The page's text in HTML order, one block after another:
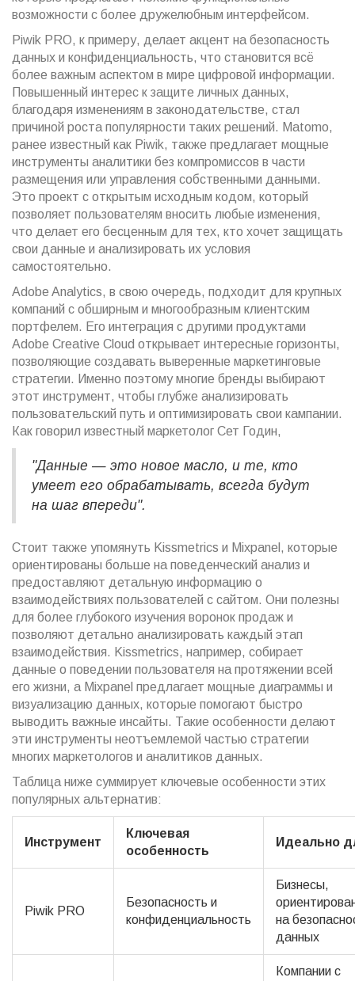
возможности с более дружелюбным интерфейсом.
Piwik PRO, к примеру, делает акцент на безопасность
данных и конфиденциальность, что становится всё
более важным аспектом в мире цифровой информации.
Повышенный интерес к защите личных данных,
благодаря изменениям в законодательстве, стал
причиной роста популярности таких решений. Matomo,
ранее известный как Piwik, также предлагает мощные
инструменты аналитики без компромиссов в части
размещения или управления собственными данными.
Это проект с открытым исходным кодом, который
позволяет пользователям вносить любые изменения,
что делает его бесценным для тех, кто хочет защищать
свои данные и анализировать их условия
самостоятельно.
Adobe Analytics, в свою очередь, подходит для крупных
компаний с обширным и многообразным клиентским
портфелем. Его интеграция с другими продуктами
Adobe Creative Cloud открывает интересные горизонты,
позволяющие создавать выверенные маркетинговые
стратегии. Именно поэтому многие бренды выбирают
этот инструмент, чтобы глубже анализировать
пользовательский путь и оптимизировать свои кампании.
Как говорил известный маркетолог Сет Годин,
"Данные — это новое масло, и те, кто
умеет его обрабатывать, всегда будут
на шаг впереди".
Стоит также упомянуть Kissmetrics и Mixpanel, которые
ориентированы больше на поведенческий анализ и
предоставляют детальную информацию о
взаимодействиях пользователей с сайтом. Они полезны
для более глубокого изучения воронок продаж и
позволяют детально анализировать каждый этап
взаимодействия. Kissmetrics, например, собирает
данные о поведении пользователя на протяжении всей
его жизни, а Mixpanel предлагает мощные диаграммы и
визуализацию данных, которые помогают быстро
выводить важные инсайты. Такие особенности делают
эти инструменты неотъемлемой частью стратегии
многих маркетологов и аналитиков данных.
Таблица ниже суммирует ключевые особенности этих
популярных альтернатив:
Инструмент
Ключевая
особенность
Идеально
Piwik PRO
Безопасность и
конфиденциальность
Бизнесы,
на
данных
Компании с